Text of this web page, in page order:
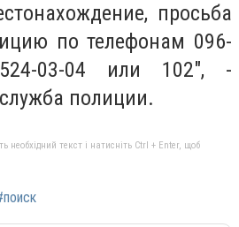
просьба
по телефонам 096-
524-03-04 или 102", -
полиции.
необхідний текст і натисніть Ctrl + Enter, щоб